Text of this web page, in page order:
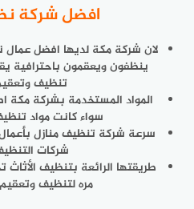
افضل شركة
لان شركة مكة لديها افضل عمال
ينظفون ويعقمون باحترافية
تنظيف
المواد المستخدمة بشركة مكة
سواء كانت مواد
سرعة شركة تنظيف منازل
شركات
طريقتها الرائعة بتنظيف
مره لتنظيف